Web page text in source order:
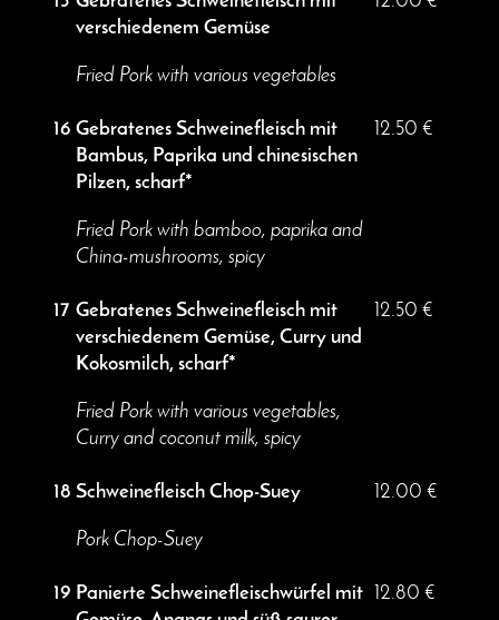
verschiedenem Gemüse
Fried Pork with various vegetables
16 Gebratenes Schweinefleisch mit
Bambus, Paprika und chinesischen
Pilzen, scharf*
Fried Pork with bamboo, paprika and
China-mushrooms, spicy
12.50 €
17 Gebratenes Schweinefleisch mit
verschiedenem Gemüse, Curry und
Kokosmilch, scharf*
Fried Pork with various vegetables,
Curry and coconut milk, spicy
12.50 €
18 Schweinefleisch Chop-Suey
Pork Chop-Suey
12.00 €
19 Panierte Schweinefleischwürfel mit
12.80 €